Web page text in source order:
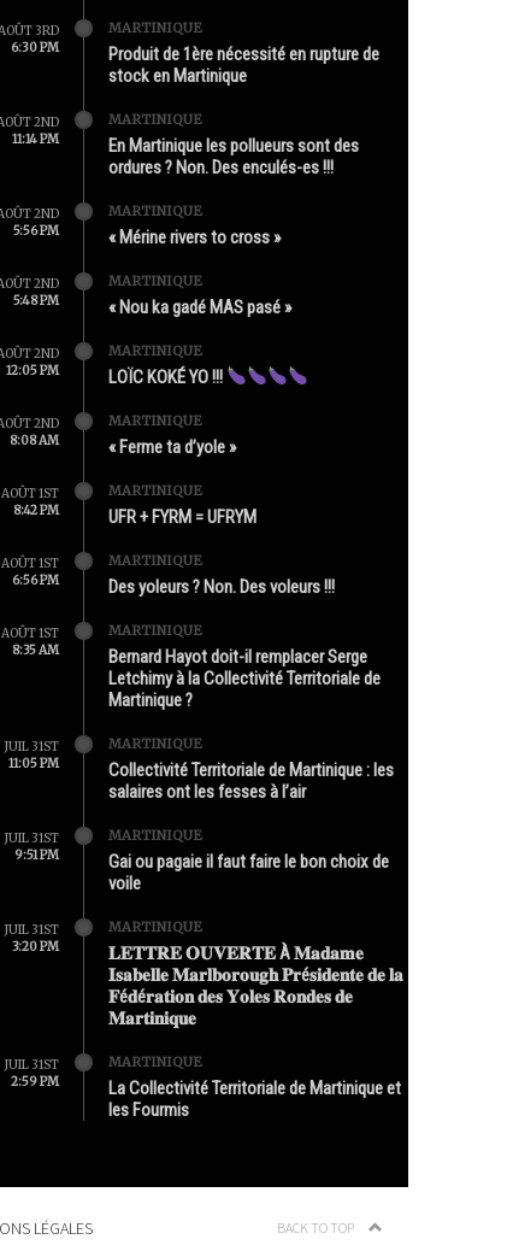
3RD
6:30 PM
MARTINIQUE
Produit de 1ère nécessité en rupture de
stock en Martinique
2ND
11:14 PM
MARTINIQUE
En Martinique les pollueurs sont des
ordures ? Non. Des enculés-es !!!
2ND
5:56 PM
MARTINIQUE
« Mérine rivers to cross »
2ND
5:48 PM
MARTINIQUE
« Nou ka gadé MAS pasé »
2ND
12:05 PM
MARTINIQUE
LOÏC KOKÉ YO !!!
2ND
8:08 AM
MARTINIQUE
« Ferme ta d’yole »
AOÛT 1ST
8:42 PM
MARTINIQUE
UFR + FYRM = UFRYM
AOÛT 1ST
6:56 PM
MARTINIQUE
Des yoleurs ? Non. Des voleurs !!!
AOÛT 1ST
8:35 AM
MARTINIQUE
Bernard Hayot doit-il remplacer Serge
Letchimy à la Collectivité Territoriale de
Martinique ?
JUIL 31ST
11:05 PM
MARTINIQUE
Collectivité Territoriale de Martinique : les
salaires ont les fesses à l’air
JUIL 31ST
9:51 PM
MARTINIQUE
Gai ou pagaie il faut faire le bon choix de
voile
JUIL 31ST
3:20 PM
MARTINIQUE
𝐋𝐄𝐓𝐓𝐑𝐄 𝐎𝐔𝐕𝐄𝐑𝐓𝐄 À 𝐌𝐚𝐝𝐚𝐦𝐞
𝐈𝐬𝐚𝐛𝐞𝐥𝐥𝐞 𝐌𝐚𝐫𝐥𝐛𝐨𝐫𝐨𝐮𝐠𝐡 𝐏𝐫é𝐬𝐢𝐝𝐞𝐧𝐭𝐞 𝐝𝐞 𝐥𝐚
𝐅é𝐝é𝐫𝐚𝐭𝐢𝐨𝐧 𝐝𝐞𝐬 𝐘𝐨𝐥𝐞𝐬 𝐑𝐨𝐧𝐝𝐞𝐬 𝐝𝐞
𝐌𝐚𝐫𝐭𝐢𝐧𝐢𝐪𝐮𝐞
JUIL 31ST
2:59 PM
MARTINIQUE
La Collectivité Territoriale de Martinique et
les Fourmis
LÉGALES BACK TO TOP